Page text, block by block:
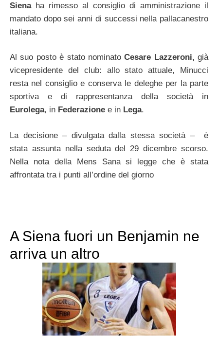
Sienaha rimesso al consiglio di amministrazione il
mandato dopo sei anni di successi nella pallacanestro
italiana.
Al suo posto è stato nominatoCesare Lazzeroni, già
vicepresidente del club: allo stato attuale, Minucci
resta nel consiglio e conserva le deleghe per la parte
sportiva e di rappresentanza della società in
Eurolega, in Federazione e in Lega.
La decisione – divulgata dalla stessa società – è
stata assunta nella seduta del 29 dicembre scorso.
Nella nota della Mens Sana si legge che è stata
affrontata tra i punti all’ordine del giorno
A Siena fuori un Benjamin ne
arriva un altro